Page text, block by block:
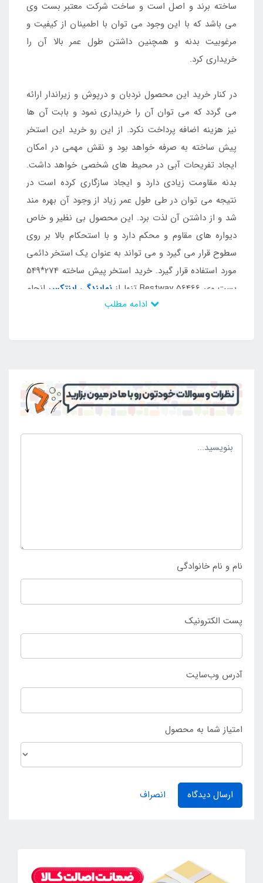
ساخته برند و اصل است و ساخت شرکت معتبر بست وی
می باشد که با این وجود می توان با اطمینان از کیفیت و
مرغوبیت بدنه و همچنین داشتن طول عمر بالا آن را
خریداری کرد.
در کنار خرید این محصول نردبان و درپوش و زیراندار ارائه
می گردد که می توان آن را خریداری نمود و بابت آن ها
نیز هزینه اضافه پرداخت نکرد. از این رو خرید این استخر
پیش ساخته به صرفه خواهد بود و نقش مهمی در امکان
ایجاد تفریحات آبی در محیط های شخصی خواهد داشت.
بدنه مقاومت زیادی دارد و ایجاد سازگاری کرده است در
نتیجه می توان در طی طول عمر زیاد از وجود آن بهره مند
شد و از داشتن آن لذت برد. این محصول بی نظیر و خاص
دیواره های مقاوم و محکم دارد و با استحکام بالا بر روی
سطوح قرار می گیرد و می تواند به عنوان یک استخر دائمی
مورد استفاده قرار گیرد. خرید استخر پیش ساخته 274*549
بست وی Bestway 56466 تنها از
نمایندگی اینتکس انجام
می شود که ارائه دهنده تمامی محصولات اصل و اورجینال
نام و نام خانوادگی
پست الکترونیک
آدرس وب‌سایت
امتیاز شما به محصول
ارسال دیدگاه انصراف